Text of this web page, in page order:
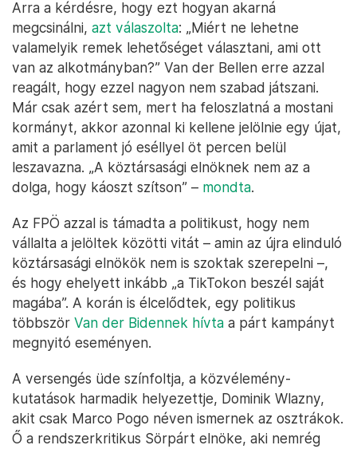
Walter Rosenkranz az FPÖ jelöltje – Fotó: Alex Halada /
picturedesk.com / AFP
Arra a kérdésre, hogy ezt hogyan akarná
megcsinálni,azt válaszolta: „Miért ne lehetne
valamelyik remek lehetőséget választani, ami ott
van az alkotmányban?” Van der Bellen erre azzal
reagált, hogy ezzel nagyon nem szabad játszani.
Már csak azért sem, mert ha feloszlatná a mostani
kormányt, akkor azonnal ki kellene jelölnie egy újat,
amit a parlament jó eséllyel öt percen belül
leszavazna. „A köztársasági elnöknek nem az a
dolga, hogy káoszt szítson” –mondta.
Az FPÖ azzal is támadta a politikust, hogy nem